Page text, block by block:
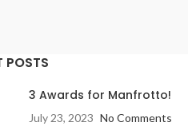
POSTS
3 Awards for Manfrotto!
July 23, 2023 No Comments